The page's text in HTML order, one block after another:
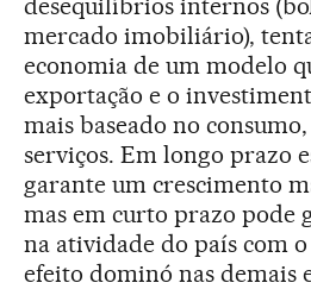
mercado imobiliário),
economia de um modelo
exportação e o
mais baseado no
serviços. Em longo prazo
garante um crescimento
mas em curto prazo pode
na atividade do país com
efeito dominó nas demais